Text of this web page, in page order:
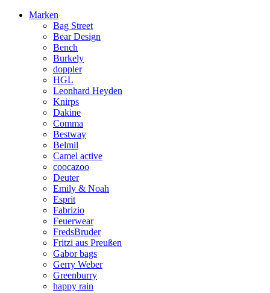
Marken
Bag Street
Bear Design
Bench
Burkely
doppler
HGL
Leonhard Heyden
Knirps
Dakine
Comma
Bestway
Belmil
Camel active
coocazoo
Deuter
Emily & Noah
Esprit
Fabrizio
Feuerwear
FredsBruder
Fritzi aus Preußen
Gabor bags
Gerry Weber
Greenburry
happy rain